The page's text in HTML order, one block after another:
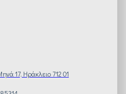
17, Ηράκλειο 712 01